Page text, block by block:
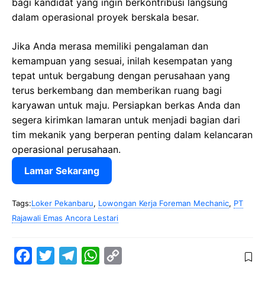
bagi kandidat yang ingin berkontribusi langsung
dalam operasional proyek berskala besar.
Jika Anda merasa memiliki pengalaman dan
kemampuan yang sesuai, inilah kesempatan yang
tepat untuk bergabung dengan perusahaan yang
terus berkembang dan memberikan ruang bagi
karyawan untuk maju. Persiapkan berkas Anda dan
segera kirimkan lamaran untuk menjadi bagian dari
tim mekanik yang berperan penting dalam kelancaran
operasional perusahaan.
Lamar Sekarang
Tags:Loker Pekanbaru, Lowongan Kerja Foreman Mechanic, PT
Rajawali Emas Ancora Lestari
W